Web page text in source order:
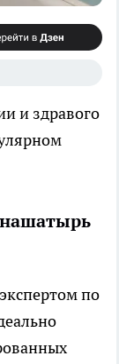
и здравого
нашатырь
по